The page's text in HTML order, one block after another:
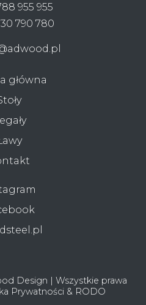
955 955
790 780
główna
Design | Wszystkie prawa
Prywatności & RODO